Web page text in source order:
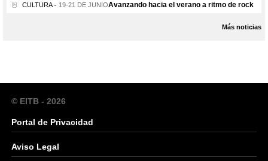
CULTURA 19-21 DE JUNIOAvanzando hacia el verano a ritmo de rock
Más noticias
© EITB - 2026
Portal de Privacidad
Aviso Legal